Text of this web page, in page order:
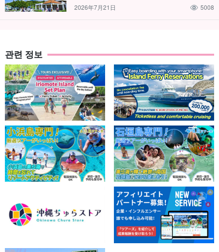
2026年7月21日 5008
관련 정보